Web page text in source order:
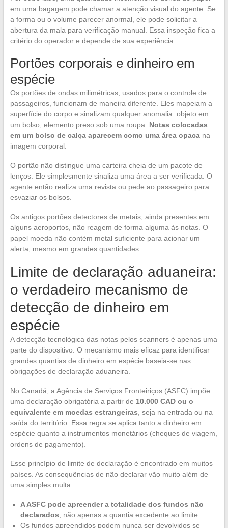
em uma bagagem pode chamar a atenção visual do agente. Se
a forma ou o volume parecer anormal, ele pode solicitar a
abertura da mala para verificação manual. Essa inspeção fica a
critério do operador e depende de sua experiência.
Portões corporais e dinheiro em
espécie
Os portões de ondas milimétricas, usados para o controle de
passageiros, funcionam de maneira diferente. Eles mapeiam a
superfície do corpo e sinalizam qualquer anomalia: objeto em
um bolso, elemento preso sob uma roupa. Notas colocadas
em um bolso de calça aparecem como uma área opacana
imagem corporal.
O portão não distingue uma carteira cheia de um pacote de
lenços. Ele simplesmente sinaliza uma área a ser verificada. O
agente então realiza uma revista ou pede ao passageiro para
esvaziar os bolsos.
Os antigos portões detectores de metais, ainda presentes em
alguns aeroportos, não reagem de forma alguma às notas. O
papel moeda não contém metal suficiente para acionar um
alerta, mesmo em grandes quantidades.
Limite de declaração aduaneira:
o verdadeiro mecanismo de
detecção de dinheiro em
espécie
A detecção tecnológica das notas pelos scanners é apenas uma
parte do dispositivo. O mecanismo mais eficaz para identificar
grandes quantias de dinheiro em espécie baseia-se nas
obrigações de declaração aduaneira.
No Canadá, a Agência de Serviços Fronteiriços (ASFC) impõe
uma declaração obrigatória a partir de 10.000 CAD ou o
equivalente em moedas estrangeiras , seja na entrada ou na
saída do território. Essa regra se aplica tanto a dinheiro em
espécie quanto a instrumentos monetários (cheques de viagem,
ordens de pagamento).
Esse princípio de limite de declaração é encontrado em muitos
países. As consequências de não declarar vão muito além de
uma simples multa:
A ASFC pode apreender a totalidade dos fundos não
declarados , não apenas a quantia excedente ao limite
Os fundos apreendidos podem nunca ser devolvidos se